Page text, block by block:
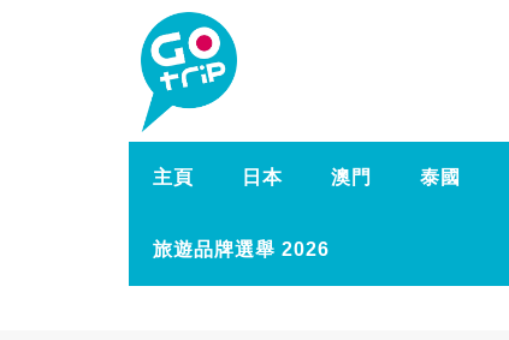
主頁 日本 澳門 泰國
旅遊品牌選舉 2026